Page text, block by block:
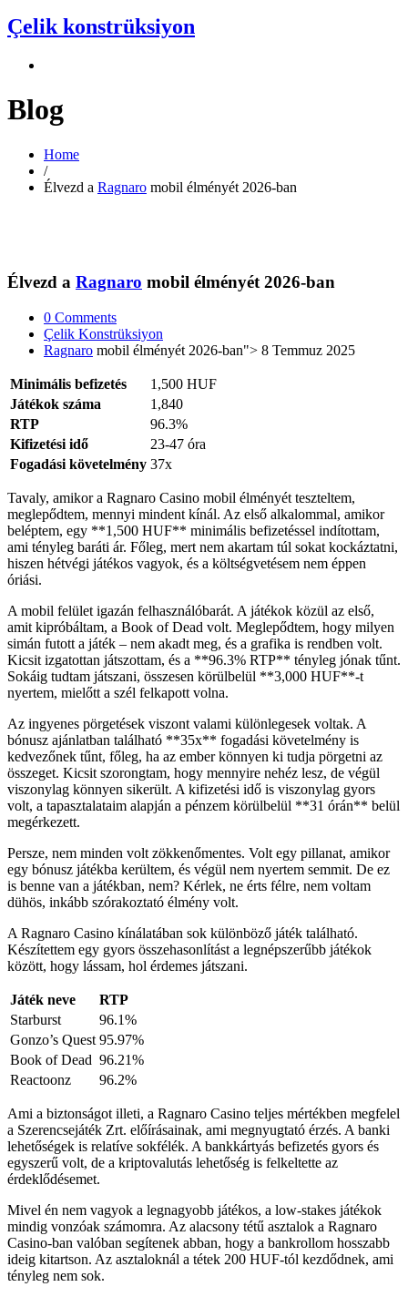
Çelik konstrüksiyon
Blog
Home
/
Élvezd a Ragnaro mobil élményét 2026-ban
Élvezd a Ragnaro mobil élményét 2026-ban
0 Comments
Çelik Konstrüksiyon
Ragnaro mobil élményét 2026-ban"> 8 Temmuz 2025
Minimális befizetés
1,500 HUF
Játékok száma
1,840
RTP
96.3%
Kifizetési idő
23-47 óra
Fogadási követelmény 37x
Tavaly, amikor a Ragnaro Casino mobil élményét teszteltem,
meglepődtem, mennyi mindent kínál. Az első alkalommal, amikor
beléptem, egy **1,500 HUF** minimális befizetéssel indítottam,
ami tényleg baráti ár. Főleg, mert nem akartam túl sokat kockáztatni,
hiszen hétvégi játékos vagyok, és a költségvetésem nem éppen
óriási.
A mobil felület igazán felhasználóbarát. A játékok közül az első,
amit kipróbáltam, a Book of Dead volt. Meglepődtem, hogy milyen
simán futott a játék – nem akadt meg, és a grafika is rendben volt.
Kicsit izgatottan játszottam, és a **96.3% RTP** tényleg jónak tűnt.
Sokáig tudtam játszani, összesen körülbelül **3,000 HUF**-t
nyertem, mielőtt a szél felkapott volna.
Az ingyenes pörgetések viszont valami különlegesek voltak. A
bónusz ajánlatban található **35x** fogadási követelmény is
kedvezőnek tűnt, főleg, ha az ember könnyen ki tudja pörgetni az
összeget. Kicsit szorongtam, hogy mennyire nehéz lesz, de végül
viszonylag könnyen sikerült. A kifizetési idő is viszonylag gyors
volt, a tapasztalataim alapján a pénzem körülbelül **31 órán** belül
megérkezett.
Persze, nem minden volt zökkenőmentes. Volt egy pillanat, amikor
egy bónusz játékba kerültem, és végül nem nyertem semmit. De ez
is benne van a játékban, nem? Kérlek, ne érts félre, nem voltam
dühös, inkább szórakoztató élmény volt.
A Ragnaro Casino kínálatában sok különböző játék található.
Készítettem egy gyors összehasonlítást a legnépszerűbb játékok
között, hogy lássam, hol érdemes játszani.
Játék neve
RTP
Starburst
96.1%
Gonzo’s Quest 95.97%
Book of Dead 96.21%
Reactoonz
96.2%
Ami a biztonságot illeti, a Ragnaro Casino teljes mértékben megfelel
a Szerencsejáték Zrt. előírásainak, ami megnyugtató érzés. A banki
lehetőségek is relatíve sokfélék. A bankkártyás befizetés gyors és
egyszerű volt, de a kriptovalutás lehetőség is felkeltette az
érdeklődésemet.
Mivel én nem vagyok a legnagyobb játékos, a low-stakes játékok
mindig vonzóak számomra. Az alacsony tétű asztalok a Ragnaro
Casino-ban valóban segítenek abban, hogy a bankrollom hosszabb
ideig kitartson. Az asztaloknál a tétek 200 HUF-tól kezdődnek, ami
tényleg nem sok.